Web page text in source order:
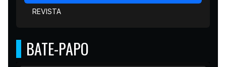
REVISTA
BATE-PAPO